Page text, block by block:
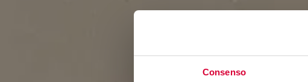
Consenso